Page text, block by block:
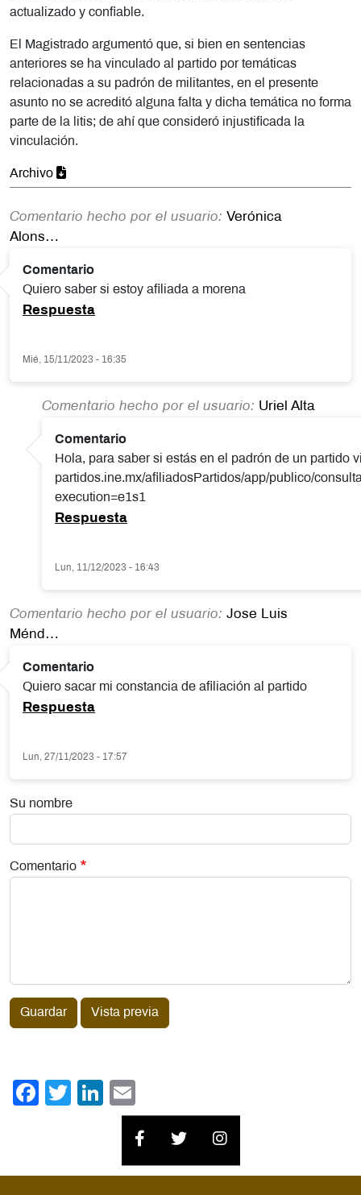
actualizado y confiable.
El Magistrado argumentó que, si bien en sentencias
anteriores se ha vinculado al partido por temáticas
relacionadas a su padrón de militantes, en el presente
asunto no se acreditó alguna falta y dicha temática no forma
parte de la litis; de ahí que consideró injustificada la
vinculación.
Archivo
Comentario hecho por el usuario: Verónica
Alons…
Comentario
Quiero saber si estoy afiliada a morena
Respuesta
Mié, 15/11/2023 - 16:35
Comentario hecho por el usuario: Uriel Alta
Comentario
Hola, para saber si estás en el padrón de un partido
partidos.ine.mx/afiliadosPartidos/app/publico/
execution=e1s1
Respuesta
Lun, 11/12/2023 - 16:43
Comentario hecho por el usuario: Jose Luis
Ménd…
Comentario
Quiero sacar mi constancia de afiliación al partido
Respuesta
Lun, 27/11/2023 - 17:57
Su nombre
Comentario
Guardar Vista previa
Facebook
TwitterLinkedIn